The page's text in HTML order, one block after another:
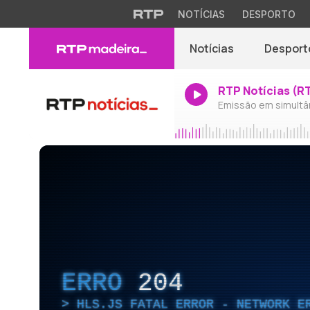
NOTÍCIAS DESPORTO
Notícias
RTP Notícias
Emissão em
ERRO 204
HLS.JS FATAL ERROR - NETWORK